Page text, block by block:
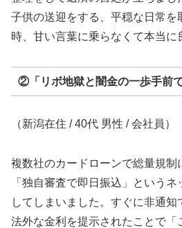
子供の送迎をする、平穏な日常を
時、甘い言葉に乗らなくて本当に
②「リボ地獄と闇金の一歩手前
（新潟在住 / 40代 男性 / 会社員）
複数社のカードローンで総量規制
「独自審査で即日振込」という
してしまいました。すぐに非通知
法外な金利を提示されたことで「